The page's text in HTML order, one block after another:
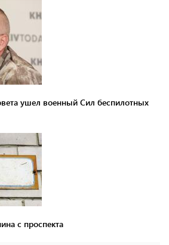
ушел военный Сил беспилотных
с проспекта